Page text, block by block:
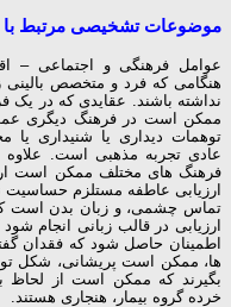
موضوعات تشخیصی مرتبط با
عوامل فرهنگی و اجتماعی –
هنگامی که فرد و متخصص
نداشته باشند. عقایدی که در
ممکن است در فرهنگ دیگری
توهمات دیداری یا شنیداری
عادی تجربه مذهبی است.
فرهنگ­ های مختلف ممکن است
ارزیابی عاطفه مستلزم حساسیت
تماس چشمی، و زبان بدن است
ارزیابی در قالب زبانی انجام
ها، ممکن است پریشانی، شکل
بگیرند که ممکن است از لحاظ
خرده­ گروه­ بیمار، هنجاری هستند.